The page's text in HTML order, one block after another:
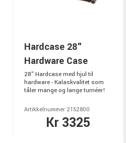
Hardcase 28"
Hardware Case
28" Hardcase med hjul til
hardware - Kalaskvalitet som
tåler mange og lange turnéer!
Artikkelnummer 2152800
Kr 3325